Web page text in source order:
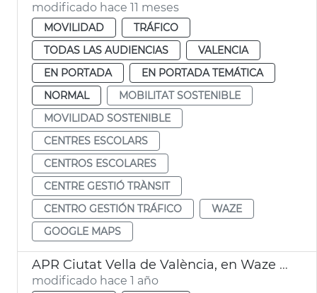
modificado hace 11 meses
MOVILIDAD
TRÁFICO
TODAS LAS AUDIENCIAS
VALENCIA
EN PORTADA
EN PORTADA TEMÁTICA
NORMAL
MOBILITAT SOSTENIBLE
MOVILIDAD SOSTENIBLE
CENTRES ESCOLARS
CENTROS ESCOLARES
CENTRE GESTIÓ TRÀNSIT
CENTRO GESTIÓN TRÁFICO
WAZE
GOOGLE MAPS
APR Ciutat Vella de València, en Waze y Google Maps
modificado hace 1 año